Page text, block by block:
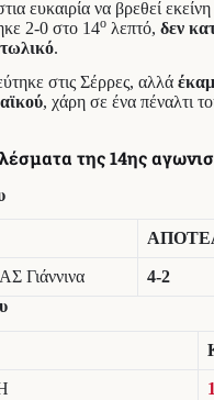
ευκαιρία να βρεθεί
2-0 στο 14ο λεπτό, δεν
.
στις Σέρρες, αλλά
, χάρη σε ένα πέναλτι
της 14ης
Γιάννινα
4-2